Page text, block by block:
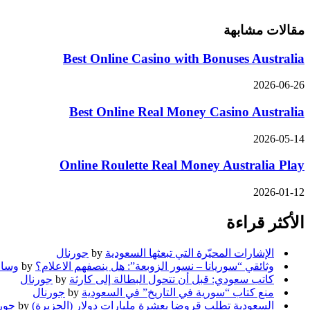
مقالات مشابهة
Best Online Casino with Bonuses Australia
2026-06-26
Best Online Real Money Casino Australia
2026-05-14
Online Roulette Real Money Australia Play
2026-01-12
الأكثر قراءة
الإشارات المحيّرة التي تبعثها السعودية by جورنال
وثائقي “سوريانا – نسور الزوبعة”: هل ينصفهم الاعلام؟ by
كاتب سعودي: قبل أن تتحول البطالة إلى كارثة by جورنال
منع كتاب “سورية في التاريخ” في السعودية by جورنال
السعودية تطلب قروضا بعشرة مليارات دولار (الجزيرة) by